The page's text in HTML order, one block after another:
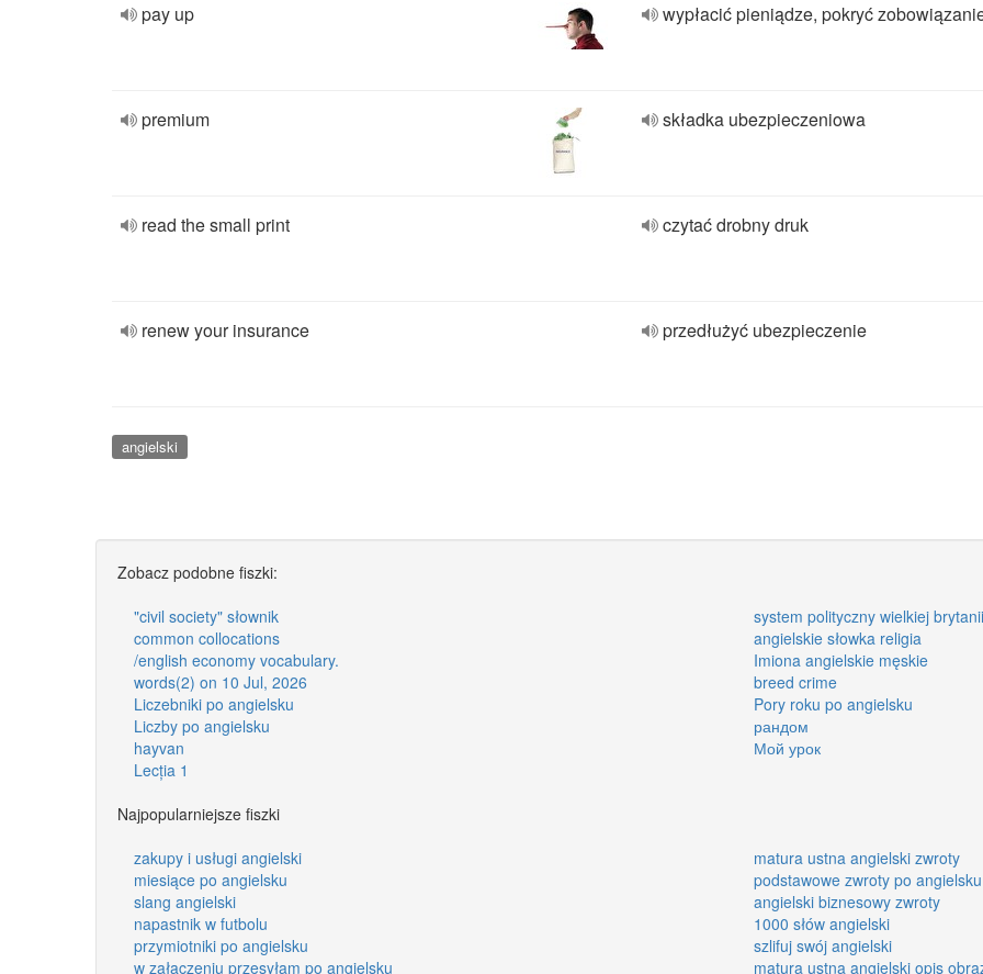
pay up wypłacić pieniądze, pokryć
premium składka ubezpieczeniowa
read the small print czytać drobny druk
renew your insurance przedłużyć ubezpieczenie
angielski
Zobacz podobne fiszki:
"civil society" słownik
system polityczny wielkiej brytanii
common collocations
angielskie słowka religia
/english economy vocabulary.
Imiona angielskie męskie
words(2) on 10 Jul, 2026
breed crime
Liczebniki po angielsku
Pory roku po angielsku
Liczby po angielsku
рандом
hayvan
Мой урок
Lecția 1
Najpopularniejsze fiszki
zakupy i usługi angielski
matura ustna angielski zwroty
miesiące po angielsku
podstawowe zwroty po angielsku
slang angielski
angielski biznesowy zwroty
napastnik w futbolu
1000 słów angielski
przymiotniki po angielsku
szlifuj swój angielski
w załączeniu przesyłam po angielsku
matura ustna angielski opis